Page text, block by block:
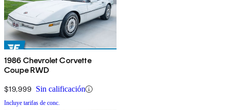
1986 Chevrolet Corvette
Coupe RWD
$19,999 Sin calificación
Incluye tarifas de conc.